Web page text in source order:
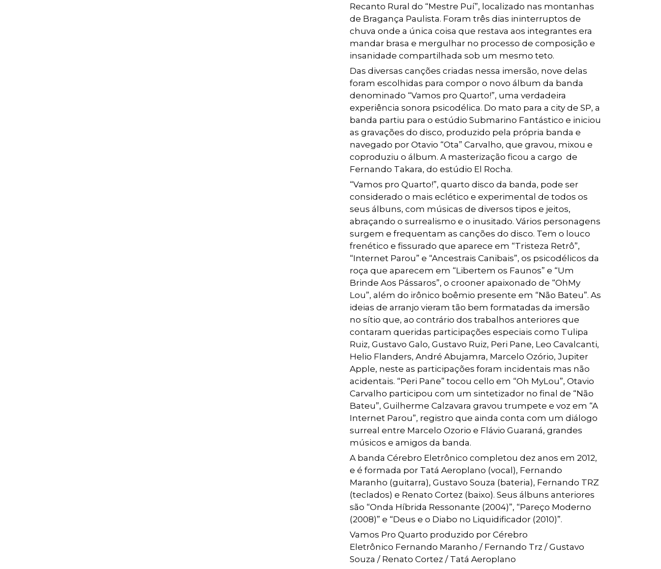
Recanto Rural do “Mestre Puí”, localizado nas montanhas
de Bragança Paulista. Foram três dias ininterruptos de
chuva onde a única coisa que restava aos integrantes era
mandar brasa e mergulhar no processo de composição e
insanidade compartilhada sob um mesmo teto.
Das diversas canções criadas nessa imersão, nove delas
foram escolhidas para compor o novo álbum da banda
denominado “Vamos pro Quarto!”, uma verdadeira
experiência sonora psicodélica. Do mato para a city de SP, a
banda partiu para o estúdio Submarino Fantástico e iniciou
as gravações do disco, produzido pela própria banda e
navegado por Otavio “Ota” Carvalho, que gravou, mixou e
coproduziu o álbum. A masterização ficou a cargo de
Fernando Takara, do estúdio El Rocha.
“Vamos pro Quarto!”, quarto disco da banda, pode ser
considerado o mais eclético e experimental de todos os
seus álbuns, com músicas de diversos tipos e jeitos,
abraçando o surrealismo e o inusitado. Vários personagens
surgem e frequentam as canções do disco. Tem o louco
frenético e fissurado que aparece em “Tristeza Retrô”,
“Internet Parou” e “Ancestrais Canibais”, os psicodélicos da
roça que aparecem em “Libertem os Faunos” e “Um
Brinde Aos Pássaros”, o crooner apaixonado de “OhMy
Lou”, além do irônico boêmio presente em “Não Bateu”. As
ideias de arranjo vieram tão bem formatadas da imersão
no sítio que, ao contrário dos trabalhos anteriores que
contaram queridas participações especiais como Tulipa
Ruiz, Gustavo Galo, Gustavo Ruiz, Peri Pane, Leo Cavalcanti,
Helio Flanders, André Abujamra, Marcelo Ozório, Jupiter
Apple, neste as participações foram incidentais mas não
acidentais. “Peri Pane” tocou cello em “Oh MyLou”, Otavio
Carvalho participou com um sintetizador no final de “Não
Bateu”, Guilherme Calzavara gravou trumpete e voz em “A
Internet Parou”, registro que ainda conta com um diálogo
surreal entre Marcelo Ozorio e Flávio Guaraná, grandes
músicos e amigos da banda.
A banda Cérebro Eletrônico completou dez anos em 2012,
e é formada por Tatá Aeroplano (vocal), Fernando
Maranho (guitarra), Gustavo Souza (bateria), Fernando TRZ
(teclados) e Renato Cortez (baixo). Seus álbuns anteriores
são “Onda Híbrida Ressonante (2004)”, “Pareço Moderno
(2008)” e “Deus e o Diabo no Liquidificador (2010)”.
Vamos Pro Quarto produzido por Cérebro
Eletrônico Fernando Maranho / Fernando Trz / Gustavo
Souza / Renato Cortez / Tatá Aeroplano